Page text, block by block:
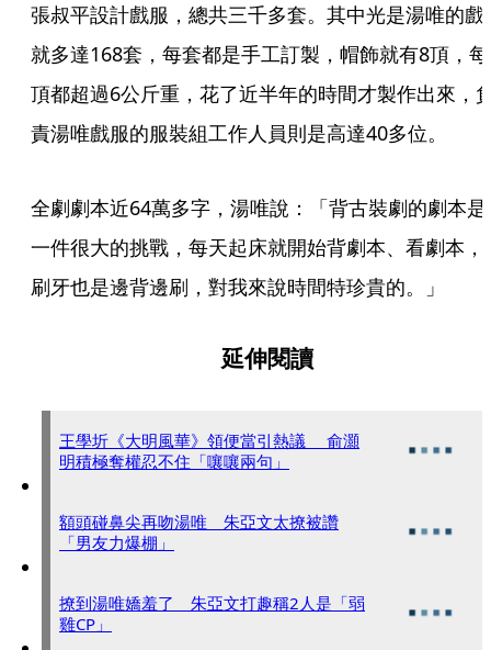
張叔平設計戲服，總共三千多套。其中光是湯唯的戲
就多達168套，每套都是手工訂製，帽飾就有8頂，每
頂都超過6公斤重，花了近半年的時間才製作出來，
責湯唯戲服的服裝組工作人員則是高達40多位。
全劇劇本近64萬多字，湯唯說：「背古裝劇的劇本是
一件很大的挑戰，每天起床就開始背劇本、看劇本，
刷牙也是邊背邊刷，對我來說時間特珍貴的。」
延伸閱讀
王學圻《大明風華》領便當引熱議 俞灝
明積極奪權忍不住「嚷嚷兩句」
額頭碰鼻尖再吻湯唯 朱亞文太撩被讚
「男友力爆棚」
撩到湯唯嬌羞了 朱亞文打趣稱2人是「弱
雞CP」